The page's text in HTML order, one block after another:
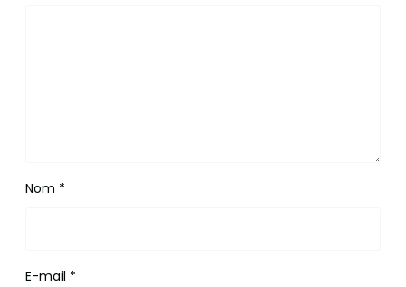
Nom *
E-mail *